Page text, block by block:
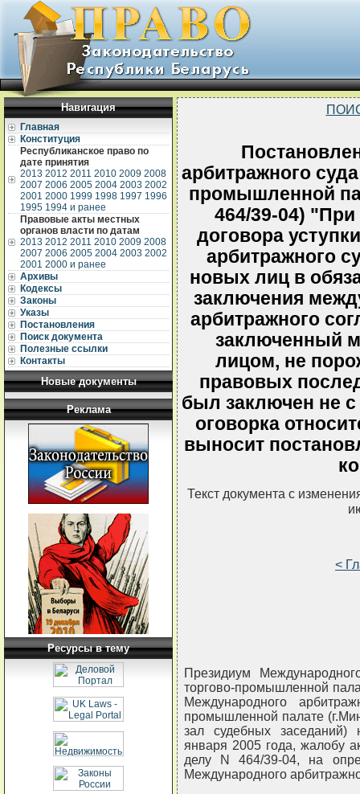
Навигация
Главная
Конституция
Республиканское право по
дате принятия
2013 2012 2011 2010 2009 2008
2007 2006 2005 2004 2003 2002
2001 2000 1999 1998 1997 1996
1995 1994 и ранее
Правовые акты местных
органов власти по датам
2013 2012 2011 2010 2009 2008
2007 2006 2005 2004 2003 2002
2001 2000 и ранее
Архивы
Кодексы
Законы
Указы
Постановления
Поиск документа
Полезные ссылки
Контакты
Новые документы
Реклама
Ресурсы в тему
арбитражного
промышленной
464/39-04)
договора
арбитражного
новых лиц в
заключения
арбитражного
заключенный
лицом, не
правовых
был заключен не с
оговорка
выносит
Текст документа с
<
Президиум
торгово-промышленной
Международного
промышленной палате
зал судебных заседаний)
января 2005 года, жалобу
делу N 464/39-04, на
Международного